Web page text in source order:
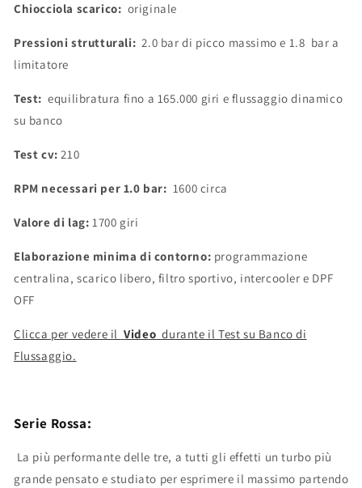
Chiocciola scarico: originale
Pressioni strutturali:2.0 bar di picco massimo e 1.8 bar a
limitatore
Test:equilibratura fino a 165.000 giri e flussaggio dinamico
su banco
Test cv:210
RPM necessari per 1.0 bar: 1600 circa
Valore di lag: 1700 giri
Elaborazione minima di contorno: programmazione
centralina, scarico libero, filtro sportivo, intercooler e DPF
OFF
Clicca per vedere il Video durante il Test su Banco di
Flussaggio.
Serie Rossa:
La più performante delle tre, a tutti gli effetti un turbo più
grande pensato e studiato per esprimere il massimo partendo